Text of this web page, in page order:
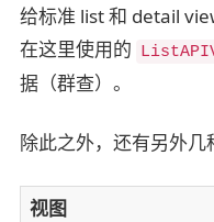
给标准 list 和 detail
在这里使用的
据（群查）。
除此之外，还有另外几
视图